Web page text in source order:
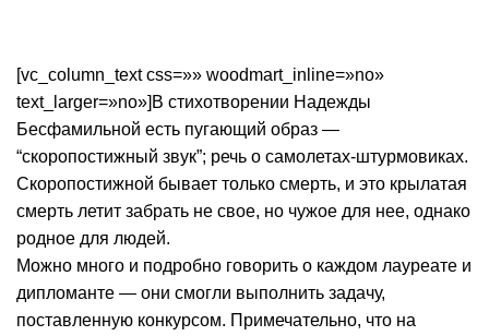
[vc_column_text css=»» woodmart_inline=»no»
text_larger=»no»]В стихотворении Надежды
Бесфамильной есть пугающий образ —
“скоропостижный звук”; речь о самолетах-штурмовиках.
Скоропостижной бывает только смерть, и это крылатая
смерть летит забрать не свое, но чужое для нее, однако
родное для людей.
Можно много и подробно говорить о каждом лауреате и
дипломанте — они смогли выполнить задачу,
поставленную конкурсом. Примечательно, что на